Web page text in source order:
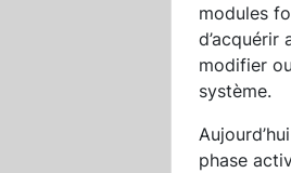
modules
d’acquérir
modifier
système.
phase